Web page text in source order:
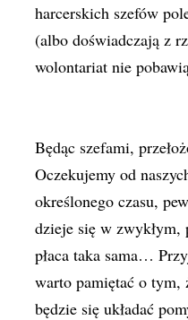
harcerskich szefów
(albo doświadczają z
wolontariat nie
Będąc szefami,
Oczekujemy od
określonego czasu,
dzieje się w zwykłym,
płaca taka sama…
warto pamiętać o tym,
będzie się układać